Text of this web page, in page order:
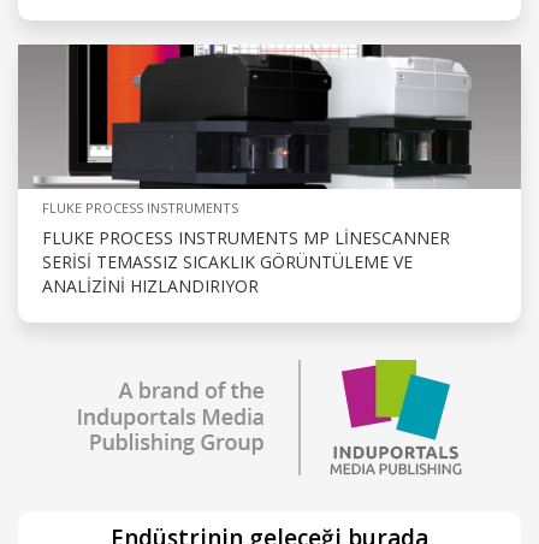
FLUKE PROCESS INSTRUMENTS
FLUKE PROCESS INSTRUMENTS MP LINESCANNER
SERISI TEMASSIZ SICAKLIK GÖRÜNTÜLEME VE
ANALIZINI HIZLANDIRIYOR